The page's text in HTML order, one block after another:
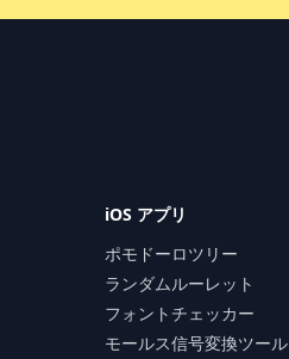
iOS アプリ
ポモドーロツリー
ランダムルーレット
フォントチェッカー
モールス信号変換ツール